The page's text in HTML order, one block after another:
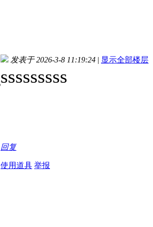
发表于 2026-3-8 11:19:24 | 显示全部楼层
sssssssss
回复
使用道具 举报